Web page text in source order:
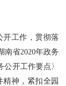
开工作，贯彻落
南省2020年政务
开工作要点〉
精神，紧扣全园